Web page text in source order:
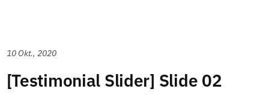
10 Okt., 2020
[Testimonial Slider] Slide 02